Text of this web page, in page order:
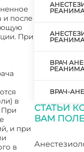
и после
При
в
При
и при
в
ВРАЧ
ВРАЧ-
СТАТЬИ
ВАМ